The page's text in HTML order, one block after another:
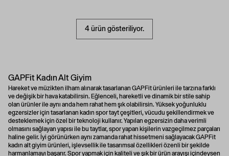
4 ürün gösteriliyor.
GAPFit Kadın Alt Giyim
Hareket ve müzikten ilham alınarak tasarlanan GAPFit ürünleri ile tarzına farklı
ve değişik bir hava katabilirsin. Eğlenceli, hareketli ve dinamik bir stile sahip
olan ürünler ile aynı anda hem rahat hem şık olabilirsin. Yüksek yoğunluklu
egzersizler için tasarlanan kadın spor tayt çeşitleri, vücudu şekillendirmek ve
desteklemek için özel bir teknoloji kullanır. Yapılan egzersizin daha verimli
olmasını sağlayan yapısı ile bu taytlar, spor yapan kişilerin vazgeçilmez parçaları
haline gelir. İyi görünürken aynı zamanda rahat hissetmeni sağlayacak GAPFit
kadın alt giyim ürünleri, işlevsellik ile tasarımsal özellikleri özenli bir şekilde
harmanlamayı başarır. Spor yapmak için kaliteli ve şık bir ürün arayışı içindeysen